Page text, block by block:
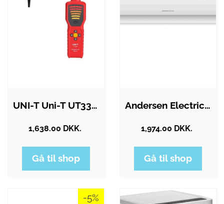
UNI-T Uni-T UT336B…
1,638.00 DKK.
Gå til shop
Andersen Electric AE Mat Pro Indoor 9
1,974.00 DKK.
Gå til shop
-5%